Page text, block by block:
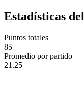
Estadísticas
Puntos totales
85
Promedio por partido
21.25